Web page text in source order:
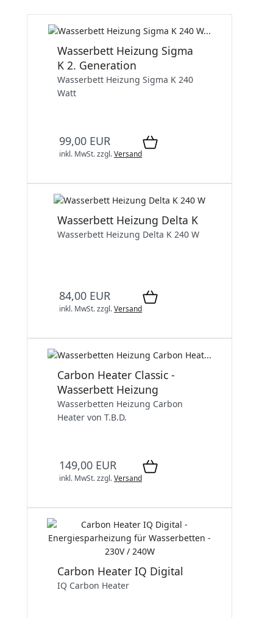
Wasserbett Heizung Sigma
K 2. Generation
Wasserbett Heizung Sigma K 240
Watt
99,00 EUR
inkl. MwSt.zzgl.Versand
Wasserbett Heizung Delta K
Wasserbett Heizung Delta K 240 W
84,00 EUR
inkl. MwSt.zzgl.Versand
Carbon Heater Classic -
Wasserbett Heizung
Wasserbetten Heizung Carbon
Heater von T.B.D.
149,00 EUR
inkl. MwSt.zzgl.Versand
Carbon Heater IQ Digital
IQ Carbon Heater